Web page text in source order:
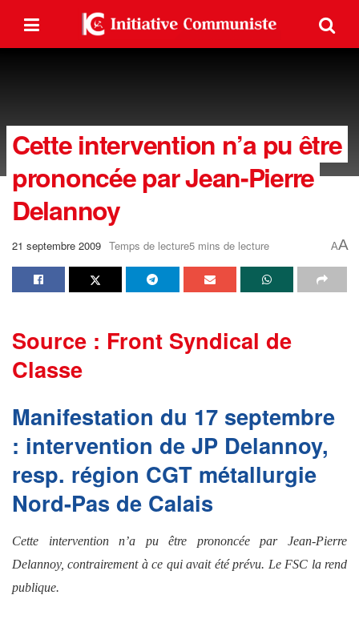
Cette intervention n’a pu être
prononcée par Jean-Pierre
Delannoy
21 septembre 2009 Temps de lecture5 mins de lecture AA
Source : Front Syndical de
Classe
Manifestation du 17 septembre
: intervention de JP Delannoy,
resp. région CGT métallurgie
Nord-Pas de Calais
Cette intervention n’a pu être prononcée par Jean-Pierre
Delannoy, contrairement à ce qui avait été prévu. Le FSC la rend
publique.